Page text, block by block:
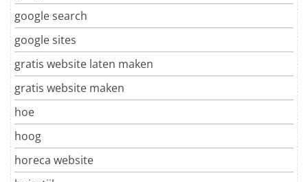
google search
google sites
gratis website laten maken
gratis website maken
hoe
hoog
horeca website